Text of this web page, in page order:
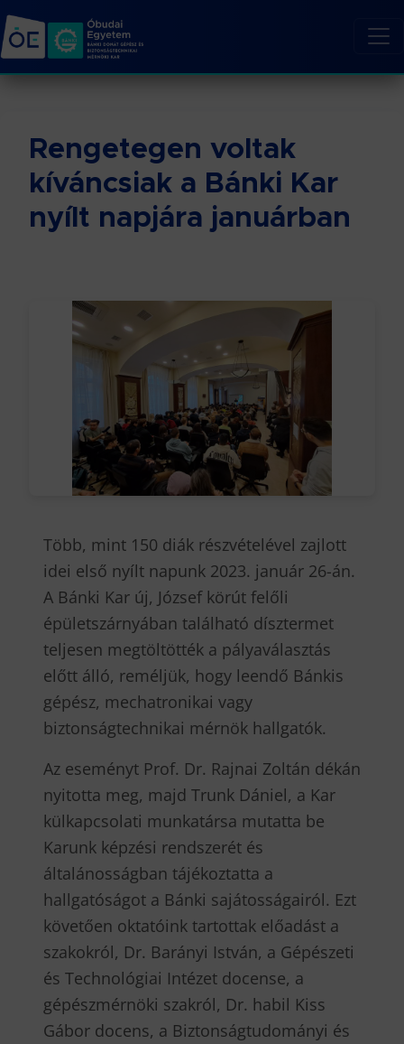
Rengetegen voltak
kíváncsiak a Bánki Kar
nyílt napjára januárban
Több, mint 150 diák részvételével zajlott
idei első nyílt napunk 2023. január 26-án.
A Bánki Kar új, József körút felőli
épületszárnyában található dísztermet
teljesen megtöltötték a pályaválasztás
előtt álló, reméljük, hogy leendő Bánkis
gépész, mechatronikai vagy
biztonságtechnikai mérnök hallgatók.
Az eseményt Prof. Dr. Rajnai Zoltán dékán
nyitotta meg, majd Trunk Dániel, a Kar
külkapcsolati munkatársa mutatta be
Karunk képzési rendszerét és
általánosságban tájékoztatta a
hallgatóságot a Bánki sajátosságairól. Ezt
követően oktatóink tartottak előadást a
szakokról, Dr. Barányi István, a Gépészeti
és Technológiai Intézet docense, a
gépészmérnöki szakról, Dr. habil Kiss
Gábor docens, a Biztonságtudományi és